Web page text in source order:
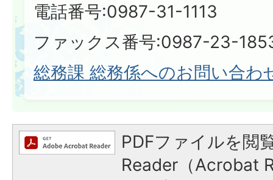
電話番号:0987-31-1113
ファックス番号:0987-23-
総務課 総務係へのお問い合わ
PDFファイルを閲
Reader（Acrobat